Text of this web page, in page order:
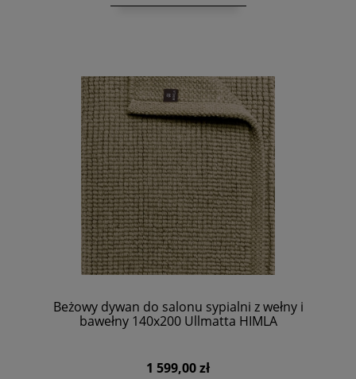
Beżowy dywan do salonu sypialni z wełny i
bawełny 140x200 Ullmatta HIMLA
1 599,00 zł